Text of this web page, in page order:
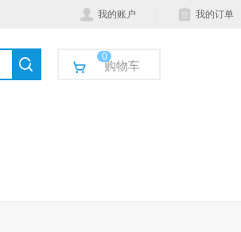
我的账户 我的订单
购物车
0